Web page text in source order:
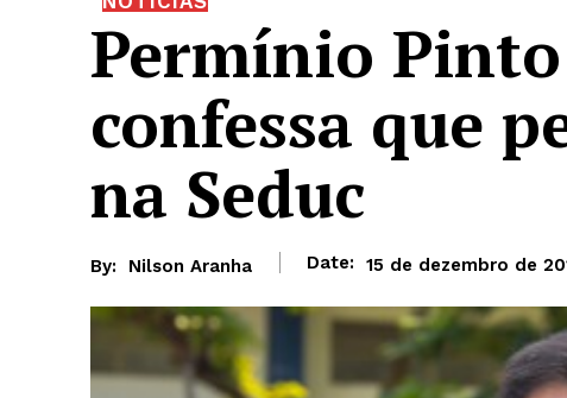
Permínio
confessa que
na Seduc
By: Nilson Aranha Date: 15 de dezembro de